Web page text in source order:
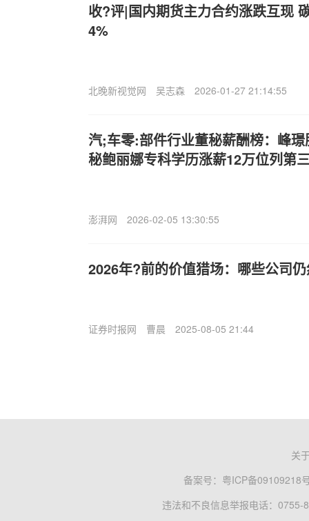
收?评|国内期货主力合约涨跌互现
4%
北晚新视觉网 吴志森 2026-01-27 21:14:55
汽;车零:部件行业董秘薪酬榜：峰
秘鲍丽娜专科学历涨薪12万位列第
澎湃网 2026-02-05 13:30:55
2026年?前的价值猎场：哪些公司
证券时报网 曹晨 2025-08-05 21:44
关
备案号： 粤ICP备09109218
违法和不良信息举报电话：0755-